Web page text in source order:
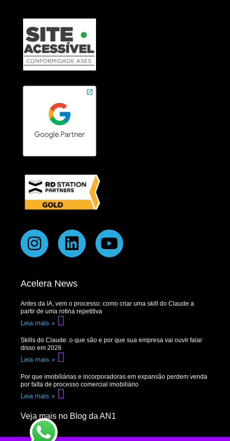
Acelera News
Antes da IA, vem o processo: como criar uma skill do Claude a
partir de uma rotina repetitiva
Leia mais »
Skills do Claude: o que são e por que sua empresa vai ouvir falar
disso em 2026
Leia mais »
Por que imobiliárias e incorporadoras em expansão perdem venda
por falta de processo comercial imobiliário
Leia mais »
Veja mais no Blog da AN1